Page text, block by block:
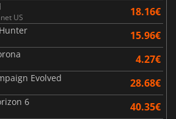
US 18.16€
15.96€
4.27€
Evolved 28.68€
6 40.35€